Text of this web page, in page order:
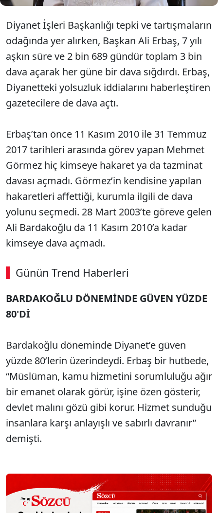
Diyanet İşleri Başkanlığı tepki ve tartışmaların
odağında yer alırken, Başkan Ali Erbaş, 7 yılı
aşkın süre ve 2 bin 689 gündür toplam 3 bin
dava açarak her güne bir dava sığdırdı. Erbaş,
Diyanetteki yolsuzluk iddialarını haberleştiren
gazetecilere de dava açtı.
Erbaş’tan önce 11 Kasım 2010 ile 31 Temmuz
2017 tarihleri arasında görev yapan Mehmet
Görmez hiç kimseye hakaret ya da tazminat
davası açmadı. Görmez’in kendisine yapılan
hakaretleri affettiği, kurumla ilgili de dava
yolunu seçmedi. 28 Mart 2003’te göreve gelen
Ali Bardakoğlu da 11 Kasım 2010’a kadar
kimseye dava açmadı.
Günün Trend Haberleri
00:02 / 08:06
Sesi Aç
BARDAKOĞLU DÖNEMİNDE GÜVEN YÜZDE
80'Dİ
Bardakoğlu döneminde Diyanet’e güven
yüzde 80’lerin üzerindeydi. Erbaş bir hutbede,
“Müslüman, kamu hizmetini sorumluluğu ağır
bir emanet olarak görür, işine özen gösterir,
devlet malını gözü gibi korur. Hizmet sunduğu
insanlara karşı anlayışlı ve sabırlı davranır”
demişti.